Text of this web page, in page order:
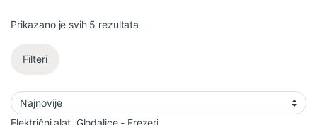
Prikazano je svih 5 rezultataSortirano po najnovijem
Filteri
Električni alat, Glodalice - Frezeri